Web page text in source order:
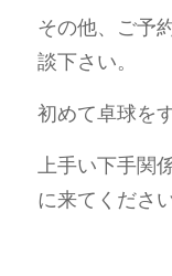
その他、ご予
談下さい。
初めて卓球を
上手い下手関
に来てくださ